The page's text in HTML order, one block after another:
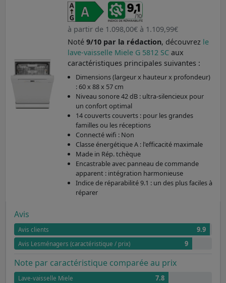
à partir de 1.098,00€ à 1.109,99€
Noté 9/10 par la rédaction, découvrez le
lave-vaisselle Miele G 5812 SC aux
caractéristiques principales suivantes :
Dimensions (largeur x hauteur x profondeur)
: 60 x 88 x 57 cm
Niveau sonore 42 dB : ultra-silencieux pour
un confort optimal
14 couverts couverts : pour les grandes
familles ou les réceptions
Connecté wifi : Non
Classe énergétique A : l'efficacité maximale
Made in Rép. tchèque
Encastrable avec panneau de commande
apparent : intégration harmonieuse
Indice de réparabilité 9.1 : un des plus faciles à
réparer
Avis
Avis clients 9.9
Avis Lesménagers (caractéristique / prix) 9
Note par caractéristique comparée au prix
Lave-vaisselle Miele 7.8